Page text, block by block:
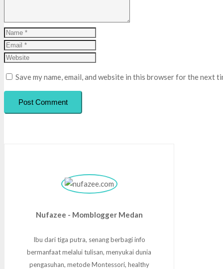
Save my name, email, and website in this browser for the next
Post Comment
Nufazee - Momblogger Medan
Ibu dari tiga putra, senang berbagi info
bermanfaat melalui tulisan, menyukai dunia
pengasuhan, metode Montessori, healthy